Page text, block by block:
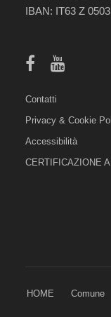
IBAN: IT63 Z
Contatti
Privacy & Cookie
Accessibilità
CERTIFICAZIONE
HOME Comune